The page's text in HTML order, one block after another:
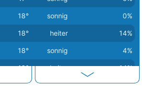
18° sonnig 0%
18° heiter 14%
18° sonnig 4%
19° heiter 14%
19° sonnig 0%